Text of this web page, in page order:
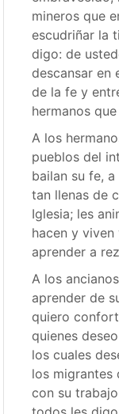
mineros que
escudriñar la
digo: de
descansar en
de la fe y
hermanos
A los
pueblos del
bailan su fe,
tan llenas de
Iglesia; les
hacen y
aprender a
A los
aprender de
quiero
quienes
los cuales
los migrantes
con su